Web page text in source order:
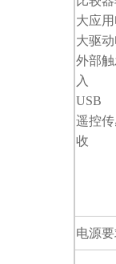
大应
大驱
外部
入
USB
遥控
收
电源